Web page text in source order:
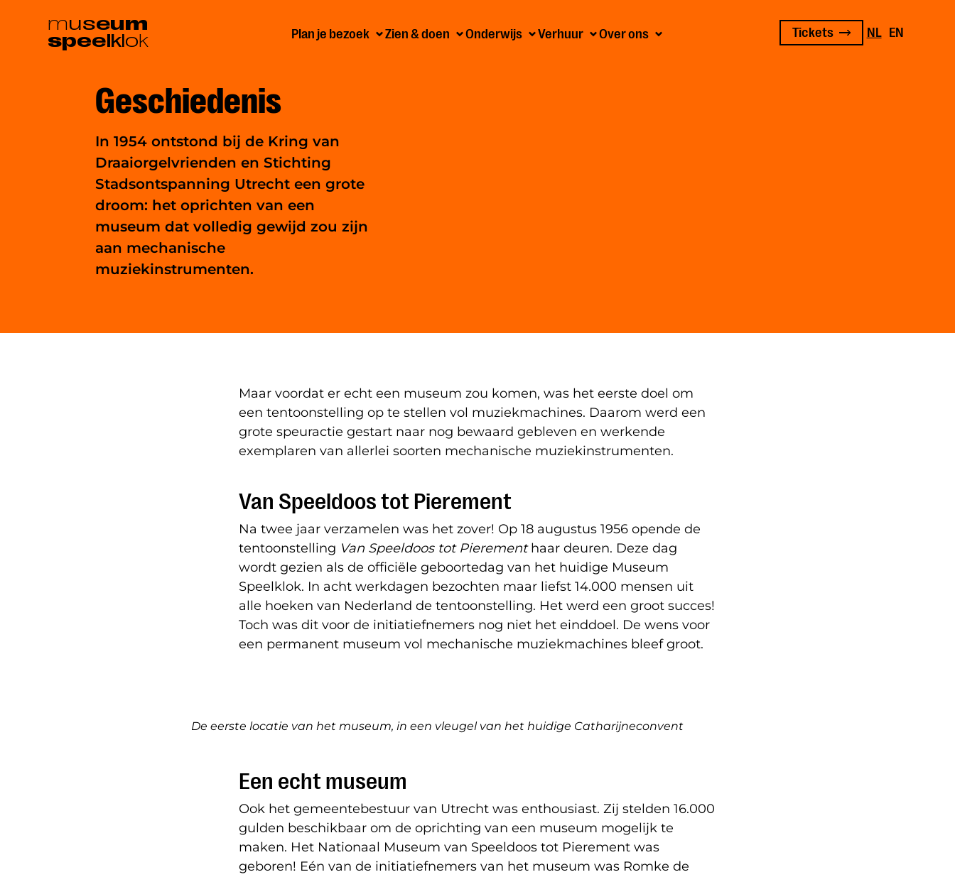
museum
speelklok Plan je bezoek Zien & doen Onderwijs Verhuur Over ons Tickets NL EN
Geschiedenis
In 1954 ontstond bij de Kring van
Draaiorgelvrienden en Stichting
Stadsontspanning Utrecht een grote
droom: het oprichten van een
museum dat volledig gewijd zou zijn
aan mechanische
muziekinstrumenten.
Maar voordat er echt een museum zou komen, was het eerste doel om
een tentoonstelling op te stellen vol muziekmachines. Daarom werd een
grote speuractie gestart naar nog bewaard gebleven en werkende
exemplaren van allerlei soorten mechanische muziekinstrumenten.
Van Speeldoos tot Pierement
Na twee jaar verzamelen was het zover! Op 18 augustus 1956 opende de
tentoonstelling Van Speeldoos tot Pierementhaar deuren. Deze dag
wordt gezien als de officiële geboortedag van het huidige Museum
Speelklok. In acht werkdagen bezochten maar liefst 14.000 mensen uit
alle hoeken van Nederland de tentoonstelling. Het werd een groot succes!
Toch was dit voor de initiatiefnemers nog niet het einddoel. De wens voor
een permanent museum vol mechanische muziekmachines bleef groot.
De eerste locatie van het museum, in een vleugel van het huidige Catharijneconvent
Een echt museum
Ook het gemeentebestuur van Utrecht was enthousiast. Zij stelden 16.000
gulden beschikbaar om de oprichting van een museum mogelijk te
maken. Het Nationaal Museum van Speeldoos tot Pierement was
geboren! Eén van de initiatiefnemers van het museum was Romke de